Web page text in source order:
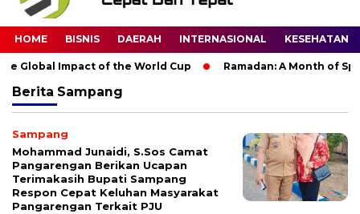
HOME BISNIS DAERAH INTERNASIONAL KESEHATAN
Global Impact of the World Cup Ramadan: A Month of
Berita Sampang
Sampang
Mohammad Junaidi, S.Sos Camat
Pangarengan Berikan Ucapan
Terimakasih Bupati Sampang
Respon Cepat Keluhan Masyarakat
Pangarengan Terkait PJU